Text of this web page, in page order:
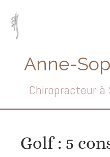
Anne-
Chiropracteur à
Golf : 5